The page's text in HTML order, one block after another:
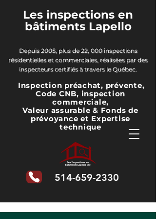
Les inspections en
bâtiments Lapello
Depuis 2005, plus de 22, 000 inspections
résidentielles et commerciales, réalisées par des
inspecteurs certifiés à travers le Québec.
Inspection préachat, prévente,
Code CNB, inspection
commerciale,
Valeur assurable & Fonds de
prévoyanceet Expertise
technique
514-659-2330